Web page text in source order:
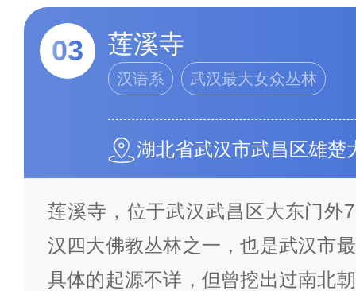
03 莲溪寺
汉语系 武汉最大女众丛林
湖北省武汉市武昌区雄楚
莲溪寺，位于武汉武昌区大东门外
汉四大佛教丛林之一，也是武汉市
具体的起源不详，但曾挖出过南北